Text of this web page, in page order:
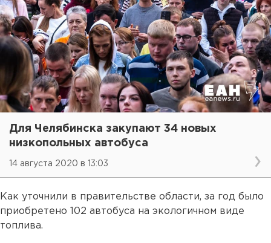
Для Челябинска закупают 34 новых
низкопольных автобуса
14 августа 2020 в 13:03
Как уточнили в правительстве области, за год было
приобретено 102 автобуса на экологичном виде
топлива.